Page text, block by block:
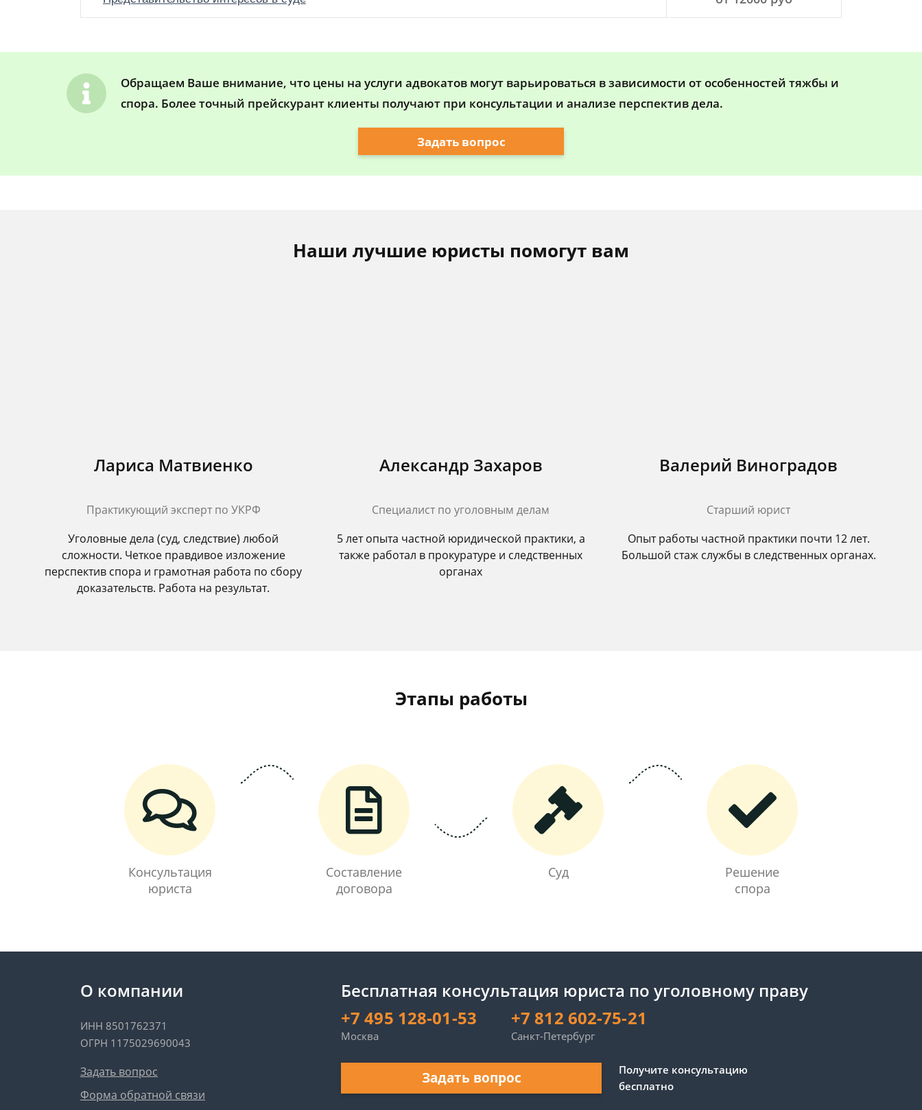
Обращаем Ваше внимание, что цены на услуги адвокатов могут варьироваться в зависимости от особенностей тяжбы и
спора. Более точный прейскурант клиенты получают при консультации и анализе перспектив дела.
Задать вопрос
Наши лучшие юристы помогут вам
Лариса Матвиенко
Практикующий эксперт по УКРФ
Уголовные дела (суд, следствие) любой
сложности. Четкое правдивое изложение
перспектив спора и грамотная работа по сбору
доказательств. Работа на результат.
Александр Захаров
Специалист по уголовным делам
5 лет опыта частной юридической практики, а
также работал в прокуратуре и следственных
органах
Валерий Виноградов
Старший юрист
Опыт работы частной практики почти 12 лет.
Большой стаж службы в следственных органах.
Этапы работы
Консультация
юриста
Составление
договора
Суд
Решение
спора
О компании
ИНН 8501762371
ОГРН 1175029690043
Задать вопрос
Форма обратной связи
Бесплатная консультация юриста по уголовному праву
+7 495 128-01-53
Москва
+7 812 602-75-21
Санкт-Петербург
Задать вопрос
Получите консультацию
бесплатно